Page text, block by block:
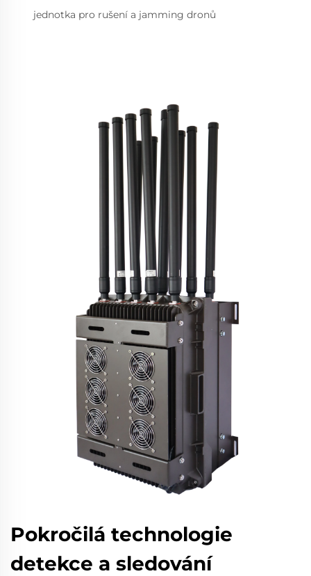
jednotka pro rušení a jamming dronů
Pokročilá technologie
detekce a sledování